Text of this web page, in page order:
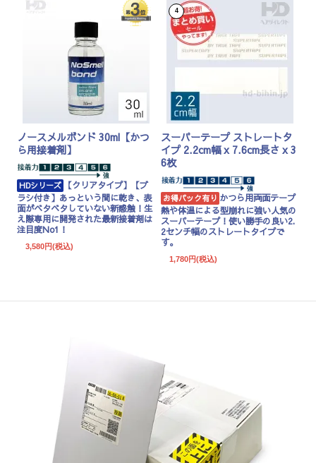
ノースメルボンド 30ml【かつ
ら用接着剤】
HDシリーズ
【クリアタイプ】【ブ
ラシ付き】あっという間に乾き、表
面がベタベタしていない新感触！生
え際専用に開発された最新接着剤は
注目度No1！
3,580円(税込)
4
スーパーテープ ストレートタ
イプ 2.2cm幅 x 7.6cm長さ x 3
6枚
お得パック有り かつら用両面テープ
熱や体温による型崩れに強い人気の
スーパーテープ！使い勝手の良い2.
2センチ幅のストレートタイプで
す。
1,780円(税込)